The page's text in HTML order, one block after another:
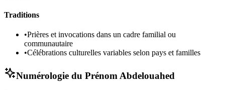
Traditions
•Prières et invocations dans un cadre familial ou
communautaire
•Célébrations culturelles variables selon pays et familles
Numérologie du Prénom Abdelouahed